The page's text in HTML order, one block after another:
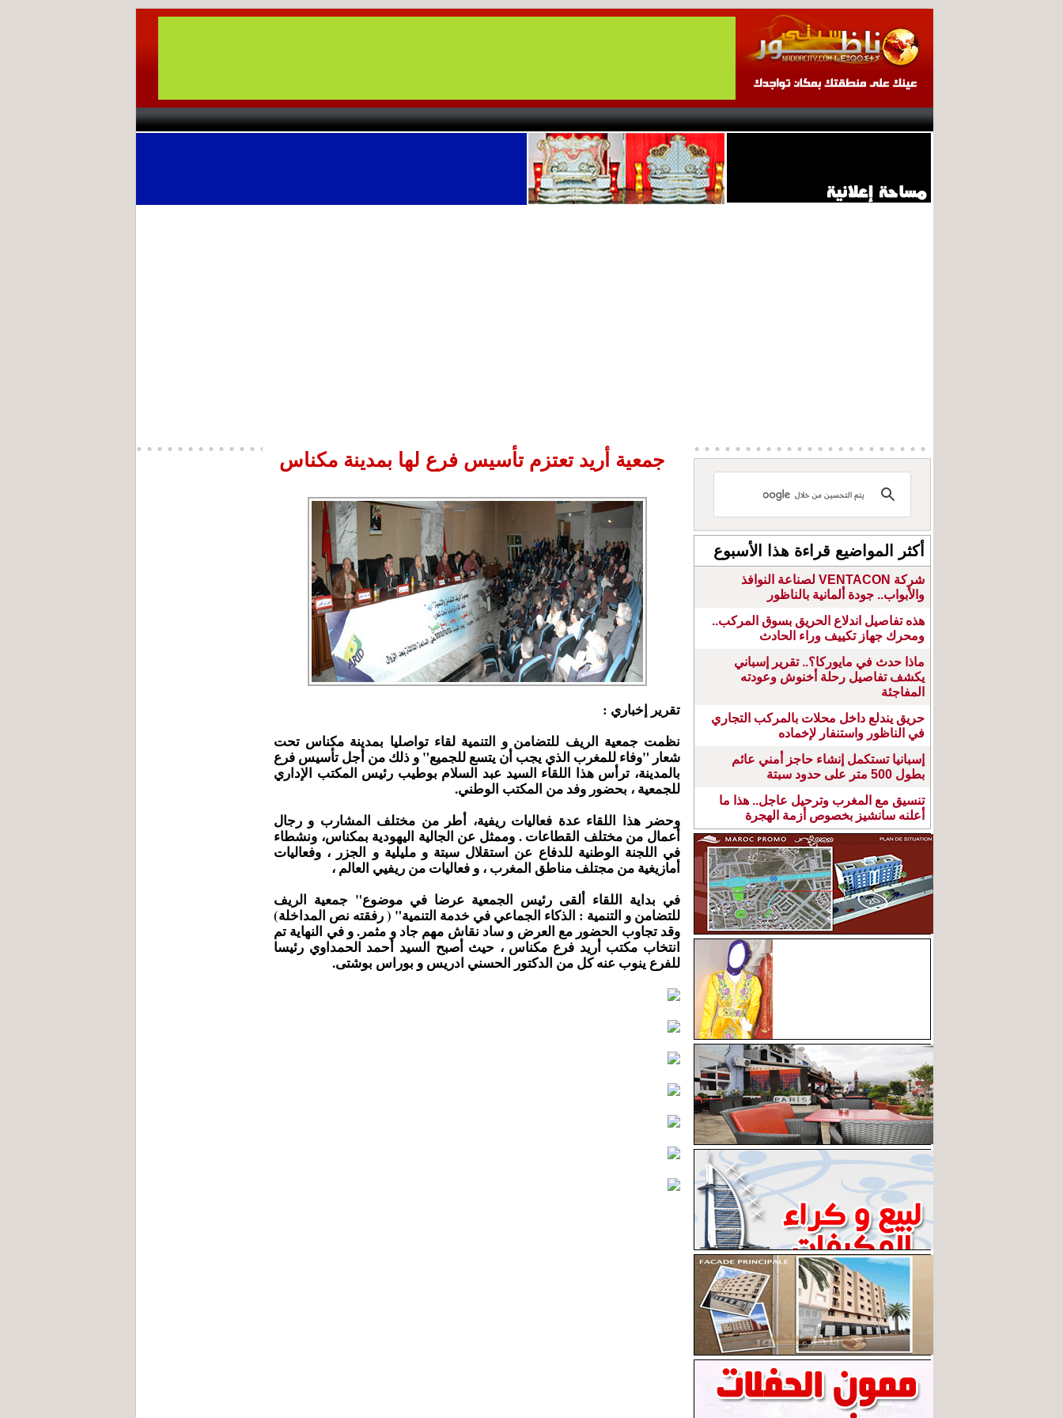
جمعية أريد تعتزم تأسيس فرع لها بمدينة مكناس
تقرير إخباري :
نظمت جمعية الريف للتضامن و التنمية لقاء تواصليا بمدينة مكناس تحت
شعار "وفاء للمغرب الذي يجب أن يتسع للجميع" و ذلك من أجل تأسيس فرع
بالمدينة، ترأس هذا اللقاء السيد عبد السلام بوطيب رئيس المكتب الإداري
للجمعية ، بحضور وفد من المكتب الوطني.
وحضر هذا اللقاء عدة فعاليات ريفية، أطر من مختلف المشارب و رجال
أعمال من مختلف القطاعات . وممثل عن الجالية اليهودية بمكناس، ونشطاء
في اللجنة الوطنية للدفاع عن استقلال سبتة و مليلية و الجزر ، وفعاليات
أمازيغية من مجتلف مناطق المغرب ، و فعاليات من ريفيي العالم ،
في بداية اللقاء ألقى رئيس الجمعية عرضا في موضوع" جمعية الريف
للتضامن و التنمية : الذكاء الجماعي في خدمة التنمية" ( رفقته نص المداخلة)
وقد تجاوب الحضور مع العرض و ساد نقاش مهم جاد و مثمر. و في النهاية تم
انتخاب مكتب أريد فرع مكناس ، حيث أصبح السيد أحمد الحمداوي رئيسا
للفرع ينوب عنه كل من الدكتور الحسني ادريس و بوراس بوشتى.
أكثر المواضيع قراءة هذا الأسبوع
شركة VENTACON لصناعة النوافذ
والأبواب.. جودة ألمانية بالناظور
هذه تفاصيل اندلاع الحريق بسوق المركب..
ومحرك جهاز تكييف وراء الحادث
ماذا حدث في مايوركا؟.. تقرير إسباني
يكشف تفاصيل رحلة أخنوش وعودته
المفاجئة
حريق يندلع داخل محلات بالمركب التجاري
في الناظور واستنفار لإخماده
إسبانيا تستكمل إنشاء حاجز أمني عائم
بطول 500 متر على حدود سبتة
تنسيق مع المغرب وترحيل عاجل.. هذا ما
أعلنه سانشيز بخصوص أزمة الهجرة